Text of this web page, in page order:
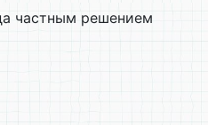
частным решением